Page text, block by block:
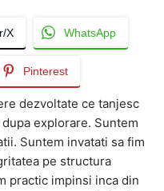
X WhatsApp
Pinterest
dezvoltate ce tanjesc
explorare. Suntem
Suntem invatati sa fim
pe structura
practic impinsi inca din